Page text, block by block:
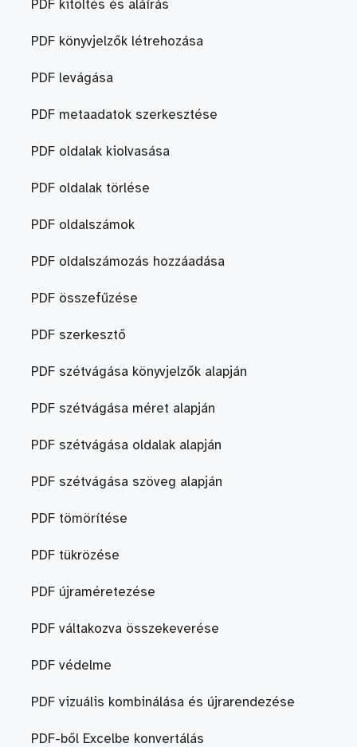
PDF kitöltés és aláírás
PDF könyvjelzők létrehozása
PDF levágása
PDF metaadatok szerkesztése
PDF oldalak kiolvasása
PDF oldalak törlése
PDF oldalszámok
PDF oldalszámozás hozzáadása
PDF összefűzése
PDF szerkesztő
PDF szétvágása könyvjelzők alapján
PDF szétvágása méret alapján
PDF szétvágása oldalak alapján
PDF szétvágása szöveg alapján
PDF tömörítése
PDF tükrözése
PDF újraméretezése
PDF váltakozva összekeverése
PDF védelme
PDF vizuális kombinálása és újrarendezése
PDF-ből Excelbe konvertálás